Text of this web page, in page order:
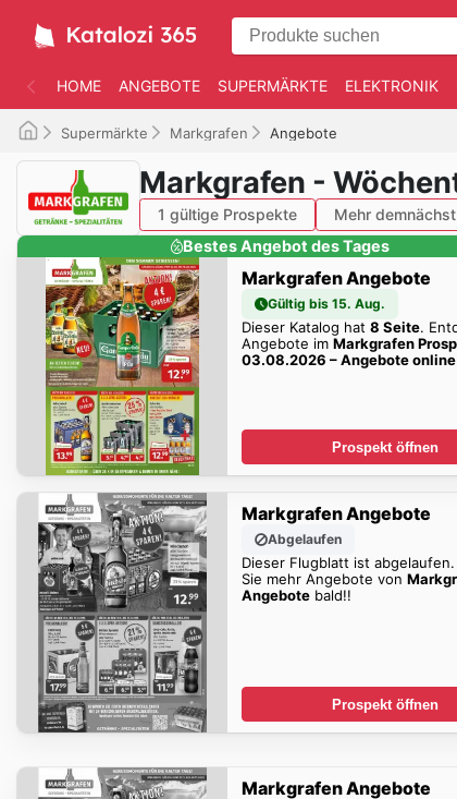
HOME ANGEBOTE SUPERMÄRKTE ELEKTRONIK
Supermärkte Markgrafen Angebote
Markgrafen -
1 gültige Prospekte
Mehr
Bestes Angebot des Tages
Markgrafen Angebote
Gültig bis 15. Aug.
Dieser Katalog hat 8 Seite.
Angebote im Markgrafen
03.08.2026 – Angebote online
Prospekt öffnen
Markgrafen Angebote
Abgelaufen
Dieser Flugblatt ist
Sie mehr Angebote von
Angebotebald!!
Prospekt öffnen
Markgrafen Angebote